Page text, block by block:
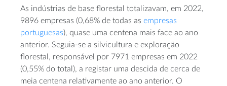
As indústrias de base florestal totalizavam, em 2022,
9896 empresas (0,68% de todas as empresas
portuguesas), quase uma centena mais face ao ano
anterior. Seguia-se a silvicultura e exploração
florestal, responsável por 7971 empresas em 2022
(0,55% do total), a registar uma descida de cerca de
meia centena relativamente ao ano anterior. O